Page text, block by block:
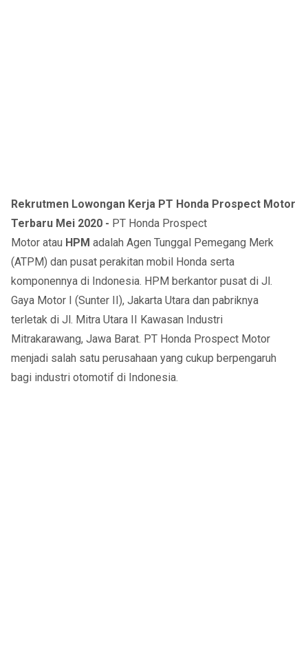
Rekrutmen Lowongan Kerja PT Honda Prospect Motor
Terbaru Mei 2020 - PT Honda Prospect
Motor atau HPM adalah Agen Tunggal Pemegang Merk
(ATPM) dan pusat perakitan mobil Honda serta
komponennya di Indonesia. HPM berkantor pusat di Jl.
Gaya Motor I (Sunter II), Jakarta Utara dan pabriknya
terletak di Jl. Mitra Utara II Kawasan Industri
Mitrakarawang, Jawa Barat. PT Honda Prospect Motor
menjadi salah satu perusahaan yang cukup berpengaruh
bagi industri otomotif di Indonesia.